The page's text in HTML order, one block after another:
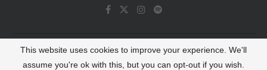
© 2022 - Luminous Dash All Rights Reserved
This website uses cookies to improve your experience. We'll
assume you're ok with this, but you can opt-out if you wish.